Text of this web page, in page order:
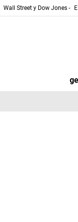
Wall Street y Dow Jones -